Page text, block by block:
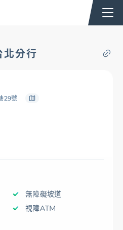
北分行
29號
無障礙坡道
視障ATM